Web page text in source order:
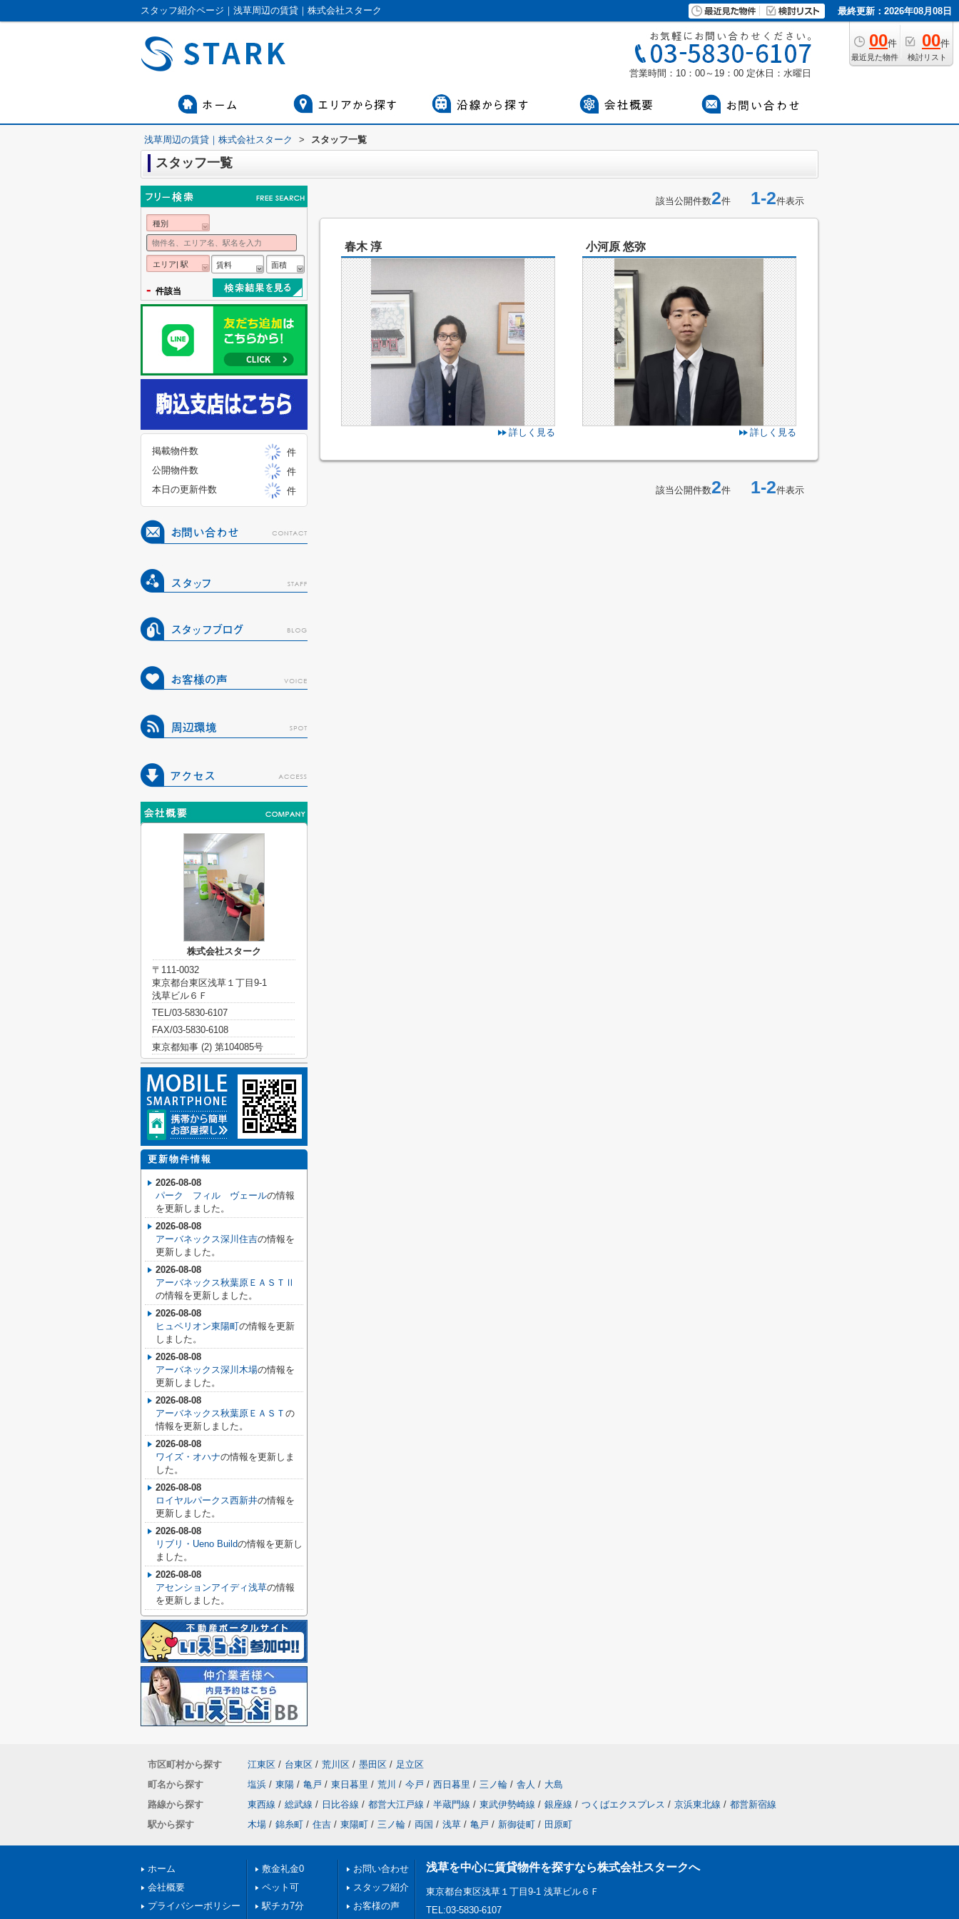
スタッフ紹介ページ｜浅草周辺の賃貸｜株式会社スターク 最終更新：2026年08月08日
00件
最近見た物件
00件
検討リスト
営業時間：10：00～19：00 定休日：水曜日
浅草周辺の賃貸｜株式会社スターク > スタッフ一覧
スタッフ一覧
該当公開件数2件 1-2件表示
春木 淳
詳しく見る
小河原 悠弥
詳しく見る
該当公開件数2件 1-2件表示
種別
エリア| 駅 賃料 面積
- 件該当
掲載物件数
件
公開物件数
件
本日の更新件数
件
株式会社スターク
〒111-0032
東京都台東区浅草１丁目9-1
浅草ビル６Ｆ
TEL/03-5830-6107
FAX/03-5830-6108
東京都知事 (2) 第104085号
更新物件情報
2026-08-08
パーク フィル ヴェールの情報
を更新しました。
2026-08-08
アーバネックス深川住吉の情報を
更新しました。
2026-08-08
アーバネックス秋葉原ＥＡＳＴⅡ
の情報を更新しました。
2026-08-08
ヒュペリオン東陽町の情報を更新
しました。
2026-08-08
アーバネックス深川木場の情報を
更新しました。
2026-08-08
アーバネックス秋葉原ＥＡＳＴ の
情報を更新しました。
2026-08-08
ワイズ・オハナの情報を更新しま
した。
2026-08-08
ロイヤルパークス西新井の情報を
更新しました。
2026-08-08
リブリ・Ueno Buildの情報を更新し
ました。
2026-08-08
アセンションアイディ浅草の情報
を更新しました。
市区町村から探す 江東区 / 台東区 / 荒川区 / 墨田区 / 足立区
町名から探す
塩浜 / 東陽 / 亀戸 / 東日暮里 / 荒川 / 今戸 / 西日暮里 / 三ノ輪 / 舎人 / 大島
路線から探す
東西線 / 総武線 / 日比谷線 / 都営大江戸線 / 半蔵門線 / 東武伊勢崎線 / 銀座線 / つくばエクスプレス / 京浜東北線 / 都営新宿線
駅から探す
木場 / 錦糸町 / 住吉 / 東陽町 / 三ノ輪 / 両国 / 浅草 / 亀戸 / 新御徒町 / 田原町
ホーム
会社概要
プライバシーポリシー
敷金礼金0
ペット可
駅チカ7分
お問い合わせ
スタッフ紹介
お客様の声
浅草を中心に賃貸物件を探すなら株式会社スタークへ
東京都台東区浅草１丁目9-1 浅草ビル６Ｆ
TEL:03-5830-6107